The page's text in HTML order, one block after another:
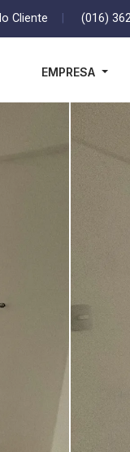
Cliente (016)
EMPRESA